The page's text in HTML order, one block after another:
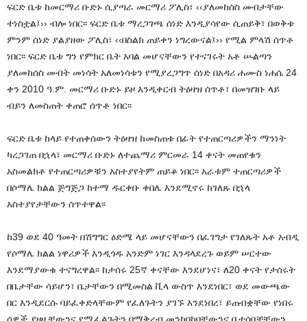
ፍርድ ቤቱ ከመርማሪ ቡድኑ ሲያጣራ መርማሪ ፖሊስ፣ ‹‹ያለመከሰስ መብታቸው
ተነስቷል፤›› ብሎ ነበር፡፡ ፍርድ ቤቱ ማረጋገጫ ሰነድ እንዲያሳየው ሲጠይቅ፣ በወቅቱ
ምንም ሰነድ ያልያዘው ፖሊስ፣ ‹‹በስልክ ጠይቀን ነግረውናል፤›› የሚል ምላሽ ሰጥቶ
ነበር፡፡ ፍርድ ቤቱ ግን የምክር ቤት አባል መሆናቸውን የተናገሩት አቶ ሡልጣን
ያለመከሰስ መብት መነሳት አለመነሳቱን የሚያረጋግጥ ሰነድ በአዳሪ ሐሙስ ነሐሴ 24
ቀን 2010 ዓ.ም. መርማሪ ቡድኑ ይዞ እንዲቀርብ ትዕዛዝ ሰጥቶ፣ በመዝገቡ ላይ
ብይን ለመስጠት ቀጠሮ ሰጥቶ ነበር፡፡
ፍርድ ቤቱ ከላይ የተጠቀሰውን ትዕዛዝ ከመስጠቱ በፊት የተጠርጣሪዎችን ማንነት
ካረጋገጠ በኋላ፣ መርማሪ ቡድኑ ለተጨማሪ ምርመራ 14 ቀናት መጠየቁን
አስመልክቶ የተጠርጣሪዎቹን አስተያየትም ጠይቆ ነበር፡፡ አራቱም ተጠርጣሪዎች
በሶማሌ ክልል ጅግጅጋ ከተማ ዱርቀቡ ቀበሌ እንደሚኖሩ ከገለጹ በኋላ
አስተያየታቸውን ሰጥተዋል፡፡
ከ39 ወደ 40 ዓመት በሽግግር ዕድሜ ላይ መሆናቸውን በፈገግታ የገለጹት አቶ አብዲ
የሶማሌ ክልል ነዋሪዎች እንዲጎዱ አንድም ነገር እንዳላደረጉ ወይም ሠርተው
እንደማያውቁ ተናግረዋል፡፡ ከታሰሩ 25ኛ ቀናቸው እንደሆነና፣ ለ20 ቀናት የታሰሩት
በቤታቸው ሳይሆን፣ ቤታቸውን በሚመስል ቪላ ውስጥ እንደነበር፣ ወደ መውጫው
በር እንዲደርሱ ባይፈቀድላቸውም የፈለጉትን ያገኙ እንደነበረ፣ ይጠብቋቸው የነበሩ
ሰዎች ያዘዟቸውንና የሚፈልጉትን በማቅረብ መንከባከባቸውንና ቤተሰቦቻቸውን